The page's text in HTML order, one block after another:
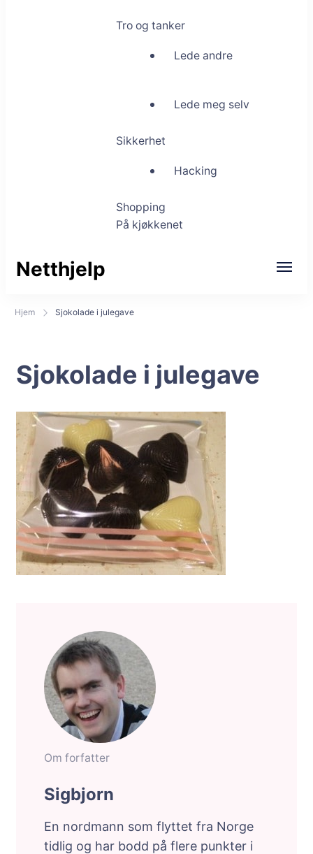
Tro og tanker
Lede andre
Lede meg selv
Sikkerhet
Hacking
Shopping
På kjøkkenet
Netthjelp
Hjem Sjokolade i julegave
Sjokolade i julegave
Om forfatter
Sigbjorn
En nordmann som flyttet fra Norge
tidlig og har bodd på flere punkter i